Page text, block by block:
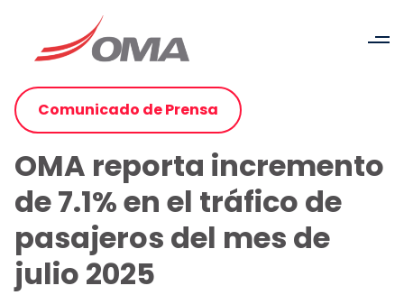
Comunicado de Prensa
OMA reporta incremento
de 7.1% en el tráfico de
pasajeros del mes de
julio 2025